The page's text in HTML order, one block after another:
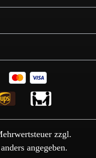
zzgl.
angegeben.